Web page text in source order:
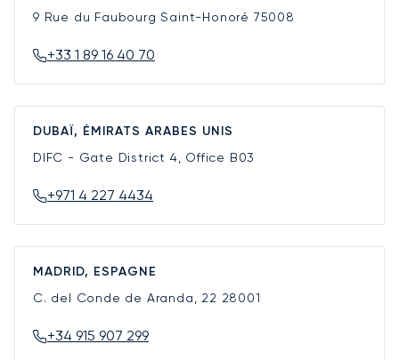
9 Rue du Faubourg Saint-Honoré 75008
+33 1 89 16 40 70
DUBAÏ, ÉMIRATS ARABES UNIS
DIFC - Gate District 4, Office B03
+971 4 227 4434
MADRID, ESPAGNE
C. del Conde de Aranda, 22 28001
+34 915 907 299